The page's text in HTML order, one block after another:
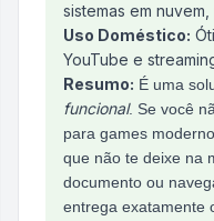
sistemas em
Uso Doméstico:
YouTube e
Resumo: É uma
funcional. Se você
para games
que não te deixe na
documento ou
entrega exatamente